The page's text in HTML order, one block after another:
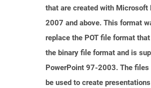
that are created with Microsoft
2007 and above. This format
replace the POT file format
the binary file format and is
PowerPoint 97-2003. The files
be used to create